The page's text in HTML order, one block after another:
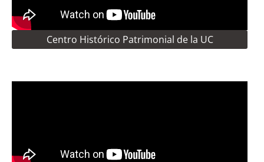
Centro Histórico Patrimonial de la UC